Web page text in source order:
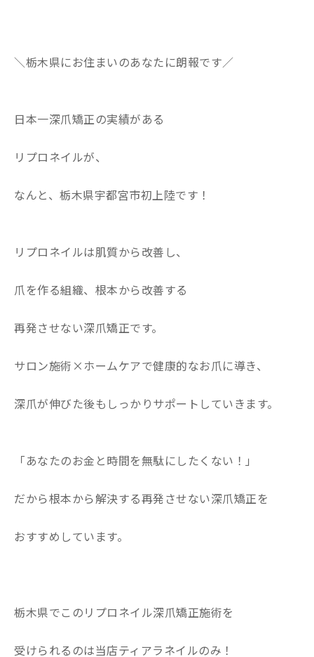
＼栃木県にお住まいのあなたに朗報です／
日本一深爪矯正の実績がある
リプロネイルが、
なんと、栃木県宇都宮市初上陸です！
リプロネイルは肌質から改善し、
爪を作る組織、根本から改善する
再発させない深爪矯正です。
サロン施術×ホームケアで健康的なお爪に導き、
深爪が伸びた後もしっかりサポートしていきます。
「あなたのお金と時間を無駄にしたくない！」
だから根本から解決する再発させない深爪矯正を
おすすめしています。
栃木県でこのリプロネイル深爪矯正施術を
受けられるのは当店ティアラネイルのみ！